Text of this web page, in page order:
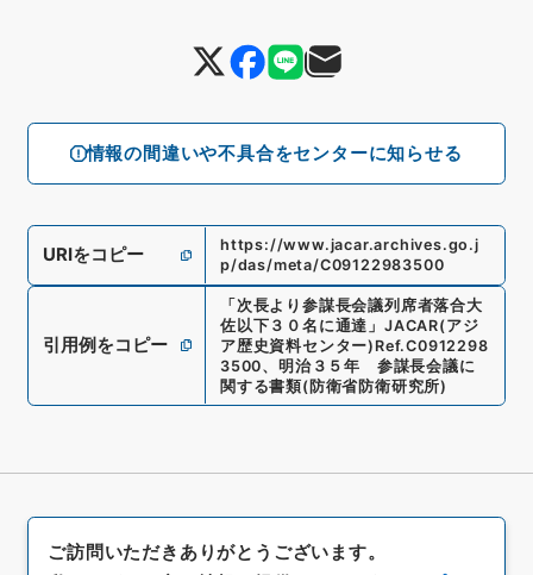
情報の間違いや不具合をセンターに知らせる
URIをコピー
https://www.jacar.archives.go.j
p/das/meta/C09122983500
引用例をコピー
「次長より参謀長会議列席者落合大
佐以下３０名に通達 」 JACAR(アジ
ア歴史資料センター) Ref.C0912298
3500、 明治３５年 参謀長会議に
関する書類(防衛省防衛研究所)
ご訪問いただきありがとうございます。